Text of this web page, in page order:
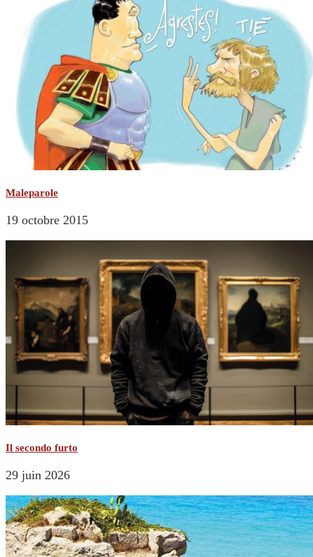
Maleparole
19 octobre 2015
Il secondo furto
29 juin 2026